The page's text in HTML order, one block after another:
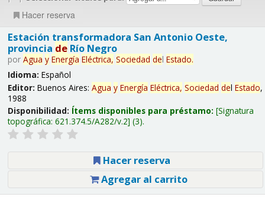
Hacer reserva
Estación transformadora San Antonio Oeste,
provincia deRío Negro
por Agua y Energía Eléctrica, Sociedad del Estado.
Idioma: Español
Editor: Buenos Aires: Agua y Energía Eléctrica, Sociedad del Estado,
1988
Disponibilidad: Ítems disponibles para préstamo: Signatura
topográfica: 621.374.5/A282/v.2 (3).
Hacer reserva
Agregar al carrito